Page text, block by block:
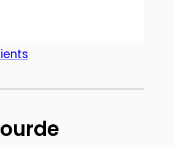
pratique grâce
avec un nom,
toute la